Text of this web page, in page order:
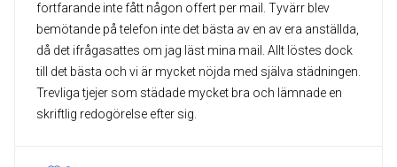
fortfarande inte fått någon offert per mail. Tyvärr blev
bemötande på telefon inte det bästa av en av era anställda,
då det ifrågasattes om jag läst mina mail. Allt löstes dock
till det bästa och vi är mycket nöjda med själva städningen.
Trevliga tjejer som städade mycket bra och lämnade en
skriftlig redogörelse efter sig.